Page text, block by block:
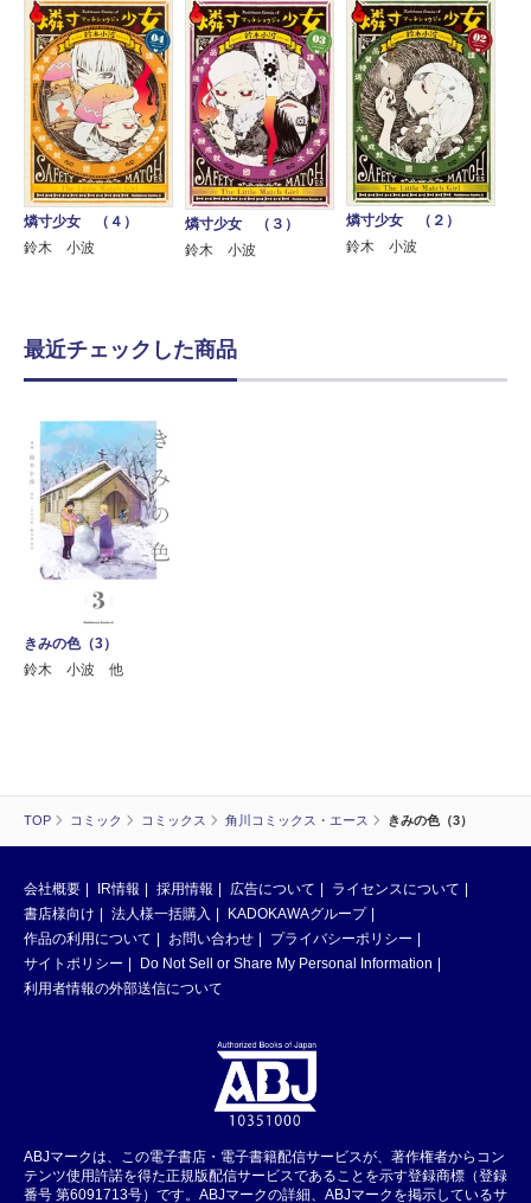
TOP コミック コミックス 角川コミックス・エース きみの色（3）
燐寸少女 （４）
鈴木 小波
燐寸少女 （３）
鈴木 小波
燐寸少女 （２）
鈴木 小波
最近チェックした商品
きみの色（3）
鈴木 小波 他
会社概要 IR情報 採用情報 広告について
ライセンスについて
書店様向け
法人様一括購入
KADOKAWAグループ
作品の利用について
お問い合わせ
プライバシーポリシー
サイトポリシー
Do Not Sell or Share My Personal Information
利用者情報の外部送信について
ABJマークは、この電子書店・電子書籍配信サービスが、著作権者からコン
テンツ使用許諾を得た正規版配信サービスであることを示す登録商標（登録
番号 第6091713号）です。ABJマークの詳細、ABJマークを掲示しているサ